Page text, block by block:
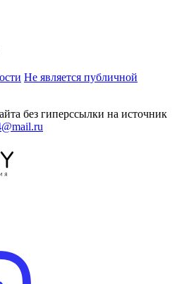
Не является публичной
без гиперссылки на источник